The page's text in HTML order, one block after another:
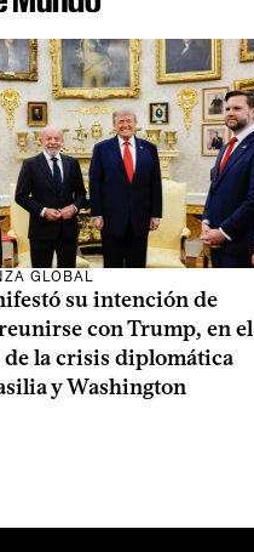
GLOBAL
su intención de
con Trump, en el
la crisis diplomática
y Washington